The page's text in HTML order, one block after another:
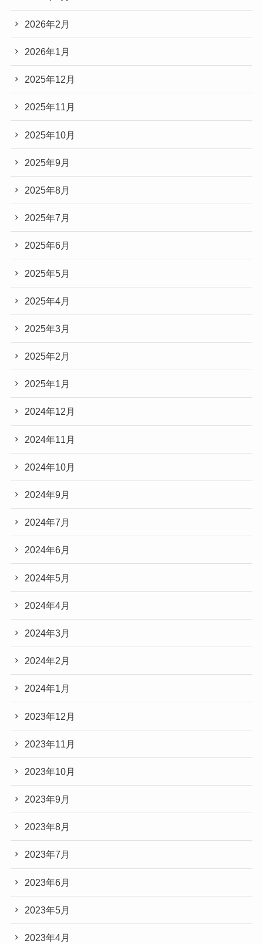
2026年2月
2026年1月
2025年12月
2025年11月
2025年10月
2025年9月
2025年8月
2025年7月
2025年6月
2025年5月
2025年4月
2025年3月
2025年2月
2025年1月
2024年12月
2024年11月
2024年10月
2024年9月
2024年7月
2024年6月
2024年5月
2024年4月
2024年3月
2024年2月
2024年1月
2023年12月
2023年11月
2023年10月
2023年9月
2023年8月
2023年7月
2023年6月
2023年5月
2023年4月